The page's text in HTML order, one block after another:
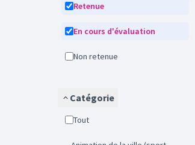
Retenue
En cours d'évaluation
Non retenue
Catégorie
Tout